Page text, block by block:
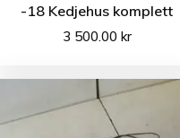
-18 Kedjehus komplett
3 500.00 kr